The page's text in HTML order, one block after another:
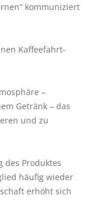
kommuniziert
Kaffeefahrt-
–
Getränk – das
und zu
des Produktes
häufig wieder
erhöht sich